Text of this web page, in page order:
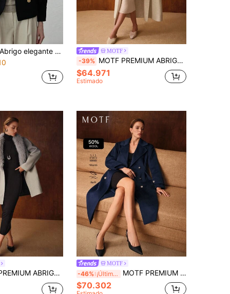
Abrigo elegante de mujer 100% lana pura, chaqueta de lana de doble cara de unicolor con frente corto y espalda larga, prenda de abrigo de invierno para mujer en negro para otoño
MOTF
-39% MOTF PREMIUM ABRIGO LARGO CON CUELLO DE CHAL DE LANA, PUÑOS ESPONJOSOS Y CINTURÓN
$64.971
Estimado
CON CINTURÓN Y CUELLO DE LANA OMBRÉ ESPONJOSO
MOTF
-46% ¡Últimos 3 días MOTF PREMIUM ABRIGO CRUZADO DE DOBLE BOTONADURA CON CINTURÓN DE LANA
$70.302